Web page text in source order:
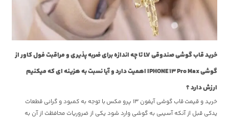
خرید قاب گوشی صندوقی LV تا چه اندازه برای ضربه پذیری و مراقبت فول کاور از
گوشی IPHONE 13 Pro Max اهمیت دارد و آیا نسبت به هزینه ای که میکنیم
ارزش دارد ؟
خرید و قیمت قاب گوشی آیفون 13 پرو مکس
با توجه به کمبود و گرانی قطعات
یدکی قبل از آنکه آسیبی به گوشی وارد شود یکی از ضروریات محافظت از آن به